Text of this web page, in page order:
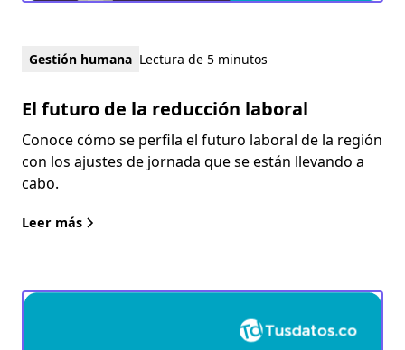
Gestión humana Lectura de 5 minutos
El futuro de la reducción laboral
Conoce cómo se perfila el futuro laboral de la región
con los ajustes de jornada que se están llevando a
cabo.
Leer más